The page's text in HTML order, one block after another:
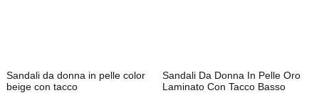
Sandali da donna in pelle color
beige con tacco
Sandali Da Donna In Pelle Oro
Laminato Con Tacco Basso